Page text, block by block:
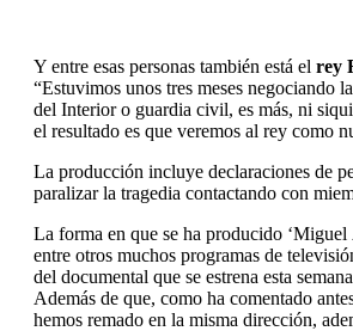
Y entre esas personas también está el rey
“Estuvimos unos tres meses negociando
del Interior o guardia civil, es más, ni
el resultado es que veremos al rey como
La producción incluye declaraciones de
paralizar la tragedia contactando con
La forma en que se ha producido
entre otros muchos programas de
del documental que se estrena esta
Además de que, como ha comentado
hemos remado en la misma dirección,